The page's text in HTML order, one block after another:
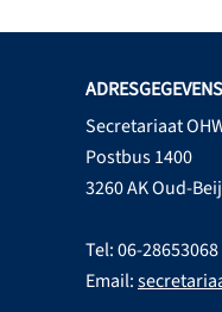
ADRESGEGEVENS
Secretariaat
Postbus 1400
3260 AK Oud-
Tel: 06-28653068
Email: